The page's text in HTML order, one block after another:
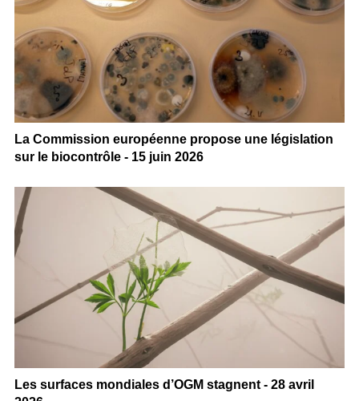
La Commission européenne propose une législation
sur le biocontrôle - 15 juin 2026
Les surfaces mondiales d’OGM stagnent - 28 avril